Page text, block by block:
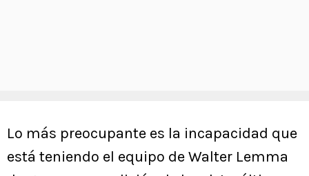
Lo más preocupante es la incapacidad que
está teniendo el equipo de Walter Lemma